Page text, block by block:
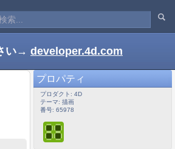
い→ developer.4d.com
プロパティ
プロダクト: 4D
テーマ: 描画
番号: 65978